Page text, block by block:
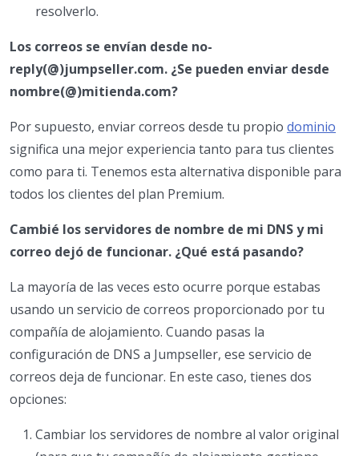
resolverlo.
Los correos se envían desde no-
reply(@)jumpseller.com. ¿Se pueden enviar desde
nombre(@)mitienda.com?
Por supuesto, enviar correos desde tu propio dominio
significa una mejor experiencia tanto para tus clientes
como para ti. Tenemos esta alternativa disponible para
todos los clientes del plan Premium.
Cambié los servidores de nombre de mi DNS y mi
correo dejó de funcionar. ¿Qué está pasando?
La mayoría de las veces esto ocurre porque estabas
usando un servicio de correos proporcionado por tu
compañía de alojamiento. Cuando pasas la
configuración de DNS a Jumpseller, ese servicio de
correos deja de funcionar. En este caso, tienes dos
opciones:
Cambiar los servidores de nombre al valor original